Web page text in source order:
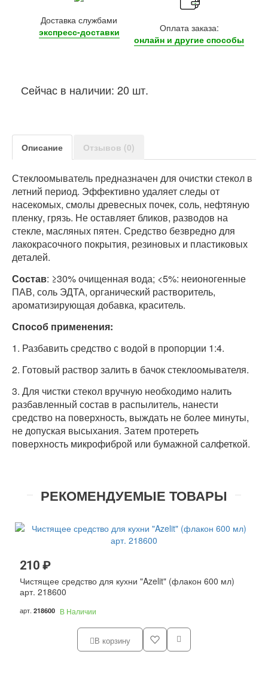
Доставка службами
экспресс-доставки
Оплата заказа:
онлайн и другие способы
Сейчас в наличии: 20 шт.
Описание Отзывов (0)
Стеклоомыватель предназначен для очистки стекол в
летний период. Эффективно удаляет следы от
насекомых, смолы древесных почек, соль, нефтяную
пленку, грязь. Не оставляет бликов, разводов на
стекле, масляных пятен. Средство безвредно для
лакокрасочного покрытия, резиновых и пластиковых
деталей.
Состав: ≥30% очищенная вода; <5%: неионогенные
ПАВ, соль ЭДТА, органический растворитель,
ароматизирующая добавка, краситель.
Способ применения:
1. Разбавить средство с водой в пропорции 1:4.
2. Готовый раствор залить в бачок стеклоомывателя.
3. Для чистки стекол вручную необходимо налить
разбавленный состав в распылитель, нанести
средство на поверхность, выждать не более минуты,
не допуская высыхания. Затем протереть
поверхность микрофиброй или бумажной салфеткой.
РЕКОМЕНДУЕМЫЕ ТОВАРЫ
210 ₽
Чистящее средство для кухни "Azelit" (флакон 600 мл)
арт. 218600
арт. 218600 В Наличии
В корзину